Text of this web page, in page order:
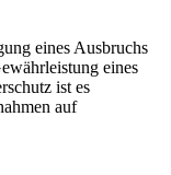
eines Ausbruchs
eines
ist es
auf